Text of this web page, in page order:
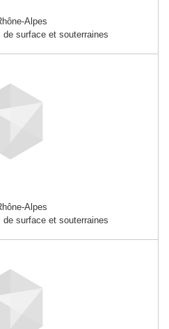
Alpes
surface et souterraines
Alpes
surface et souterraines